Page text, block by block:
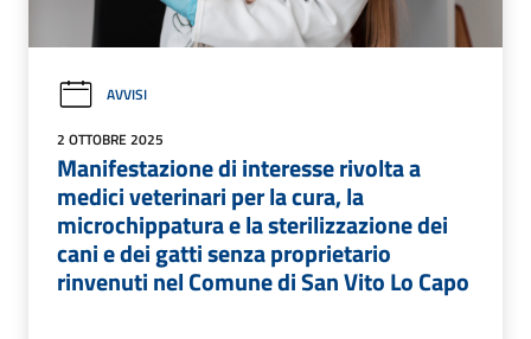
AVVISI
2 OTTOBRE 2025
Manifestazione di interesse rivolta a
medici veterinari per la cura, la
microchippatura e la sterilizzazione dei
cani e dei gatti senza proprietario
rinvenuti nel Comune di San Vito Lo Capo